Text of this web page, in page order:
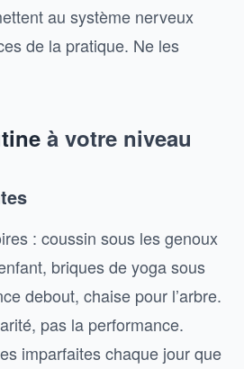
au système nerveux
de la pratique. Ne les
à votre niveau
: coussin sous les genoux
briques de yoga sous
debout, chaise pour l’arbre.
pas la performance.
imparfaites chaque jour que